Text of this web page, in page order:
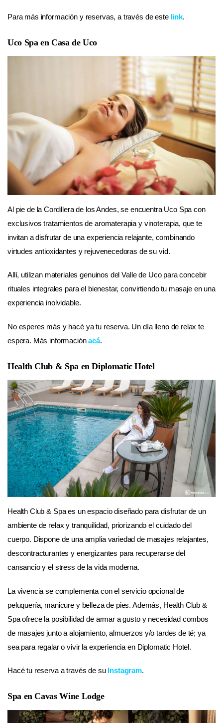
Para más información y reservas, a través de este link.
Uco Spa en Casa de Uco
Al pie de la Cordillera de los Andes, se encuentra Uco Spa con
exclusivos tratamientos de aromaterapia y vinoterapia, que te
invitan a disfrutar de una experiencia relajante, combinando
virtudes antioxidantes y rejuvenecedoras de su vid.
Allí, utilizan materiales genuinos del Valle de Uco para concebir
rituales integrales para el bienestar, convirtiendo tu masaje en una
experiencia inolvidable.
No esperes más y hacé ya tu reserva. Un día lleno de relax te
espera. Más información acá.
Health Club & Spa en Diplomatic Hotel
Health Club & Spa es un espacio diseñado para disfrutar de un
ambiente de relax y tranquilidad, priorizando el cuidado del
cuerpo. Dispone de una amplia variedad de masajes relajantes,
descontracturantes y energizantes para recuperarse del
cansancio y el stress de la vida moderna.
La vivencia se complementa con el servicio opcional de
peluquería, manicure y belleza de pies. Además, Health Club &
Spa ofrece la posibilidad de armar a gusto y necesidad combos
de masajes junto a alojamiento, almuerzos y/o tardes de té; ya
sea para regalar o vivir la experiencia en Diplomatic Hotel.
Hacé tu reserva a través de su Instagram.
Spa en Cavas Wine Lodge